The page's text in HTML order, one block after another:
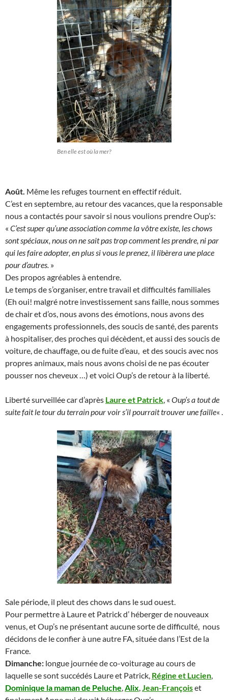
Ben elle est où la mer?
Août. Même les refuges tournent en effectif réduit.
C’est en septembre, au retour des vacances, que la responsable
nous a contactés pour savoir si nous voulions prendre Oup’s:
« C’est super qu’une association comme la vôtre existe, les chows
sont spéciaux, nous on ne sait pas trop comment les prendre, ni par
qui les faire adopter, en plus si vous le prenez, il libèrera une place
pour d’autres. »
Des propos agréables à entendre.
Le temps de s’organiser, entre travail et difficultés familiales
(Eh oui! malgré notre investissement sans faille, nous sommes
de chair et d’os, nous avons des émotions, nous avons des
engagements professionnels, des soucis de santé, des parents
à hospitaliser, des proches qui décèdent, et aussi des soucis de
voiture, de chauffage, ou de fuite d’eau, et des soucis avec nos
propres animaux, mais nous avons choisi de ne pas écouter
pousser nos cheveux …) et voici Oup’s de retour à la liberté.
Liberté surveillée car d’après Laure et Patrick , « Oup’s a tout de
suite fait le tour du terrain pour voir s’il pourrait trouver une faille« .
Sale période, il pleut des chows dans le sud ouest.
Pour permettre à Laure et Patrick d’ héberger de nouveaux
venus, et Oup’s ne présentant aucune sorte de difficulté, nous
décidons de le confier à une autre FA, située dans l’Est de la
France.
Dimanche: longue journée de co-voiturage au cours de
laquelle se sont succédés Laure et Patrick, Régine et Lucien
Dominique la maman de Peluche Alix Jean-Françoiset